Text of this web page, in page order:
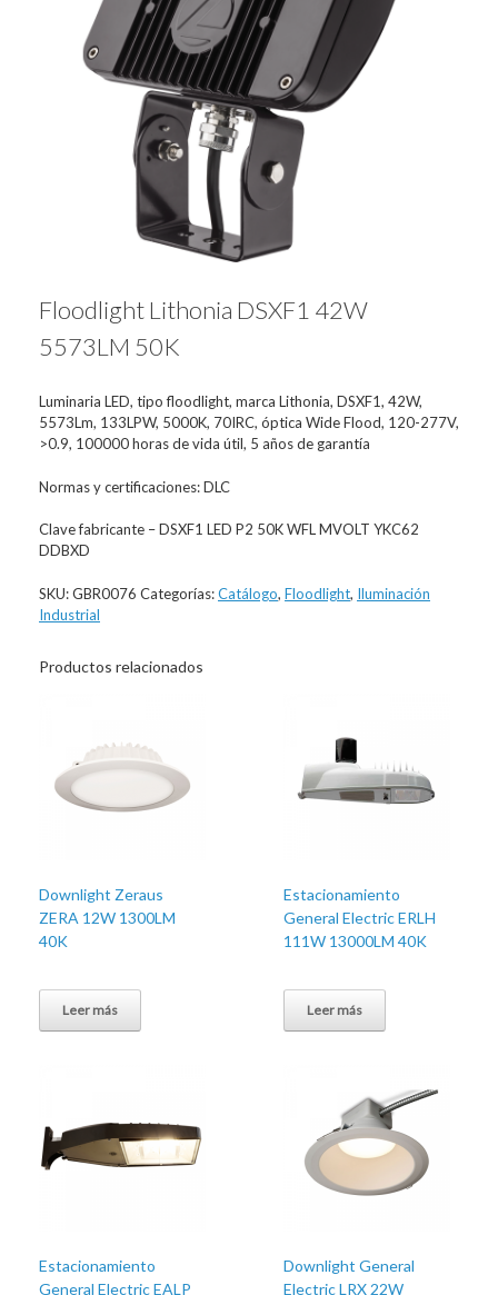
Floodlight Lithonia DSXF1 42W
5573LM 50K
Luminaria LED, tipo floodlight, marca Lithonia, DSXF1, 42W,
5573Lm, 133LPW, 5000K, 70IRC, óptica Wide Flood, 120-277V,
>0.9, 100000 horas de vida útil, 5 años de garantía
Normas y certificaciones: DLC
Clave fabricante – DSXF1 LED P2 50K WFL MVOLT YKC62
DDBXD
SKU:GBR0076 Categorías:Catálogo, Floodlight, Iluminación
Industrial
Productos relacionados
Downlight Zeraus
ZERA 12W 1300LM
40K
Leer más
Estacionamiento
General Electric ERLH
111W 13000LM 40K
Leer más
Estacionamiento
General Electric EALP
Downlight General
Electric LRX 22W